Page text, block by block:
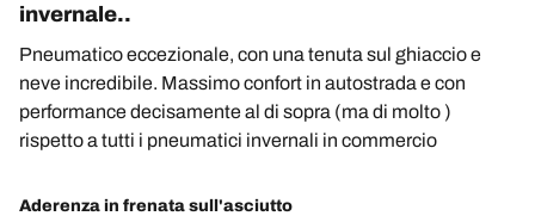
invernale..
Pneumatico eccezionale, con una tenuta sul ghiaccio e
neve incredibile. Massimo confort in autostrada e con
performance decisamente al di sopra (ma di molto )
rispetto a tutti i pneumatici invernali in commercio
Aderenza in frenata sull'asciutto